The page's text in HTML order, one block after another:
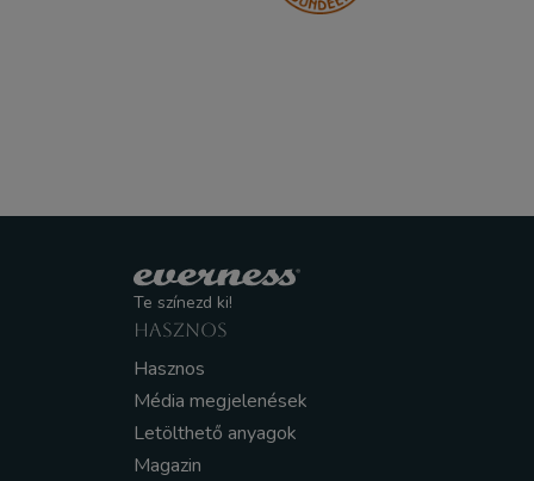
Te színezd ki!
HASZNOS
Hasznos
Média megjelenések
Letölthető anyagok
Magazin